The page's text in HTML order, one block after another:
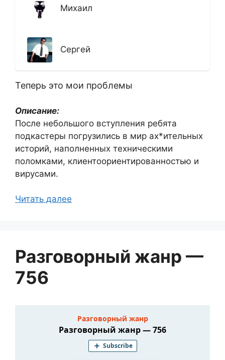
Михаил
Сергей
Теперь это мои проблемы
Описание:
После небольшого вступления ребята
подкастеры погрузились в мир ах*ительных
историй, наполненных техническими
поломками, клиентоориентированностью и
вирусами.
Читать далее
Разговорный жанр —
756